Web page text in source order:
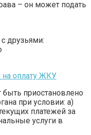
– он может подать
друзьями:
на оплату ЖКУ
приостановлено
при условии: а)
платежей за
услуги в